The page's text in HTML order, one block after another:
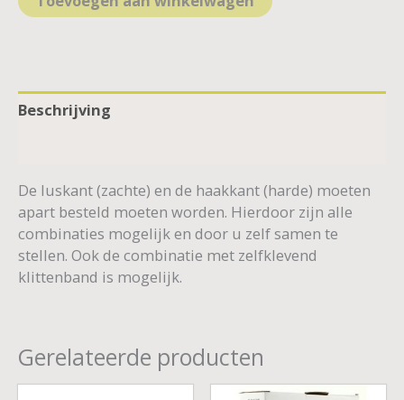
Beschrijving
De luskant (zachte) en de haakkant (harde) moeten
apart besteld moeten worden. Hierdoor zijn alle
combinaties mogelijk en door u zelf samen te
stellen. Ook de combinatie met zelfklevend
klittenband is mogelijk.
Gerelateerde producten